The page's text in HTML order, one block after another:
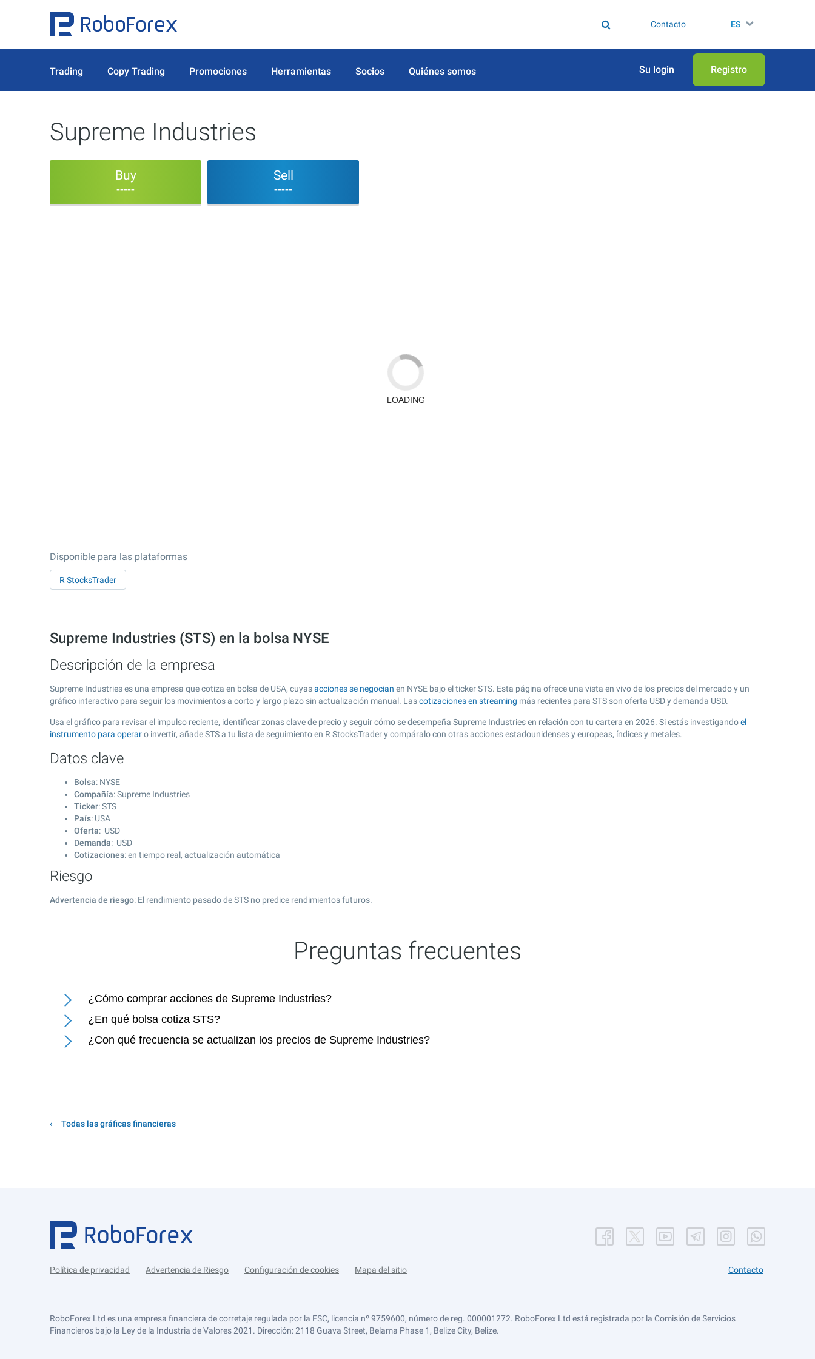
Contacto ES
Trading Copy Trading Promociones Herramientas Socios Quiénes somos Su login Registro
Supreme Industries
Buy
-----
Sell
-----
Disponible para las plataformas
R StocksTrader
Supreme Industries (STS) en la bolsa NYSE
Descripción de la empresa
Supreme Industries es una empresa que cotiza en bolsa de USA, cuyasacciones se negocian en NYSE bajo el ticker STS. Esta página ofrece una vista en vivo de los precios del mercado y un
gráfico interactivo para seguir los movimientos a corto y largo plazo sin actualización manual. Lascotizaciones en streaming más recientes para STS son oferta USD y demanda USD.
Usa el gráfico para revisar el impulso reciente, identificar zonas clave de precio y seguir cómo se desempeña Supreme Industries en relación con tu cartera en 2026. Si estás investigandoel
instrumento para operaro invertir, añade STS a tu lista de seguimiento en R StocksTrader y compáralo con otras acciones estadounidenses y europeas, índices y metales.
Datos clave
Bolsa: NYSE
Compañía: Supreme Industries
Ticker: STS
País: USA
Oferta: USD
Demanda: USD
Cotizaciones: en tiempo real, actualización automática
Riesgo
Advertencia de riesgo: El rendimiento pasado de STS no predice rendimientos futuros.
Preguntas frecuentes
¿Cómo comprar acciones de Supreme Industries?
¿En qué bolsa cotiza STS?
¿Con qué frecuencia se actualizan los precios de Supreme Industries?
Todas las gráficas financieras
Política de privacidad Advertencia de Riesgo Configuración de cookies Mapa del sitio Contacto
RoboForex Ltd es una empresa financiera de corretaje regulada por la FSC, licencia nº 9759600, número de reg. 000001272. RoboForex Ltd está registrada por la Comisión de Servicios
Financieros bajo la Ley de la Industria de Valores 2021. Dirección: 2118 Guava Street, Belama Phase 1, Belize City, Belize.